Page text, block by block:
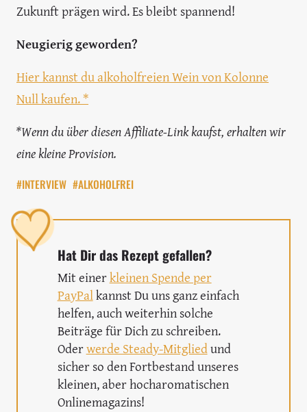
Zukunft prägen wird. Es bleibt spannend!
Neugierig geworden?
Hier kannst du alkoholfreien Wein von Kolonne
Null kaufen. *
*Wenn du über diesen Affiliate-Link kaufst, erhalten wir
eine kleine Provision.
#INTERVIEW #ALKOHOLFREI
Hat Dir das Rezept gefallen?
Mit einerkleinen Spende per
PayPalkannst Du uns ganz einfach
helfen, auch weiterhin solche
Beiträge für Dich zu schreiben.
Oderwerde Steady-Mitgliedund
sicher so den Fortbestand unseres
kleinen, aber hocharomatischen
Onlinemagazins!